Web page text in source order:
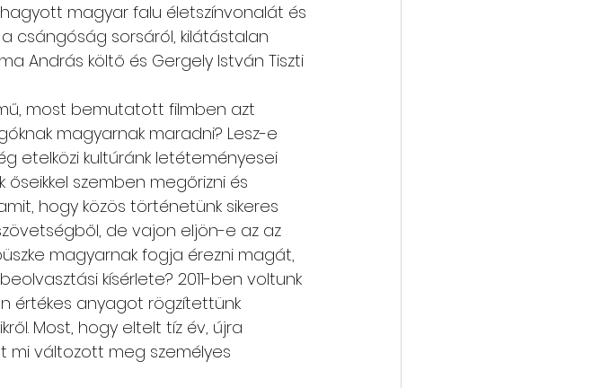
magyar falu életszínvonalát és
csángóság sorsáról, kilátástalan
András költő és Gergely István Tiszti
most bemutatott filmben azt
magyarnak maradni? Lesz-e
etelközi kultúránk letéteményesei
őseikkel szemben megőrizni és
hogy közös történetünk sikeres
de vajon eljön-e az az
magyarnak fogja érezni magát,
kísérlete? 2011-ben voltunk
értékes anyagot rögzítettünk
Most, hogy eltelt tíz év, újra
mi változott meg személyes